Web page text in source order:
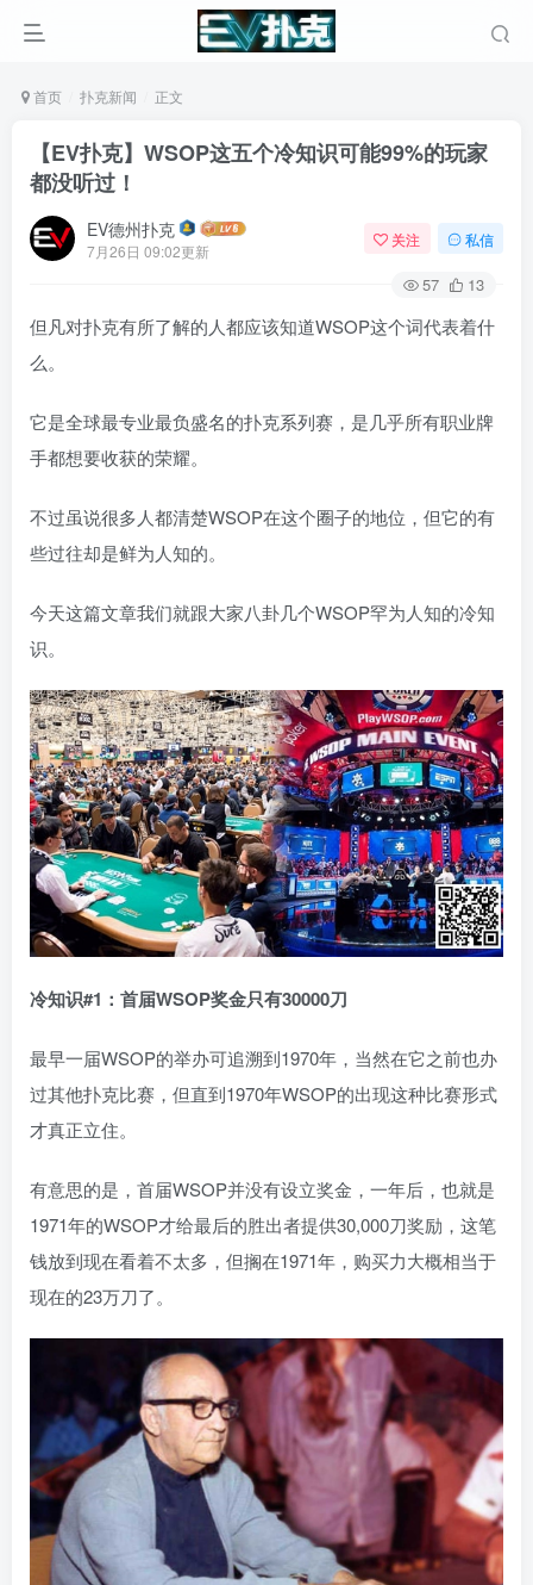
首页 扑克新闻 正文
【EV扑克】WSOP这五个冷知识可能99%的玩家
都没听过！
EV德州扑克
7月26日 09:02更新
关注 私信
57 13
但凡对扑克有所了解的人都应该知道WSOP这个词代表着什
么。
它是全球最专业最负盛名的扑克系列赛，是几乎所有职业牌
手都想要收获的荣耀。
不过虽说很多人都清楚WSOP在这个圈子的地位，但它的有
些过往却是鲜为人知的。
今天这篇文章我们就跟大家八卦几个WSOP罕为人知的冷知
识。
冷知识#1 ：首届WSOP奖金只有30000刀
最早一届WSOP的举办可追溯到1970年，当然在它之前也办
过其他扑克比赛，但直到1970年WSOP的出现这种比赛形式
才真正立住。
有意思的是，首届WSOP并没有设立奖金，一年后，也就是
1971年的WSOP才给最后的胜出者提供30,000刀奖励，这笔
钱放到现在看着不太多，但搁在1971年，购买力大概相当于
现在的23万刀了。